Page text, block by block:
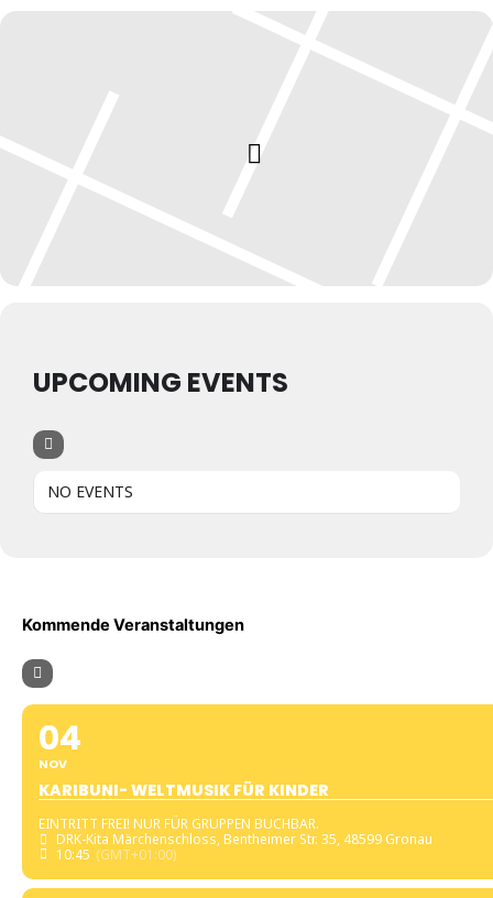
UPCOMING EVENTS
NO EVENTS
Kommende Veranstaltungen
04
NOV
KARIBUNI- WELTMUSIK FÜR KINDER
EINTRITT FREI! NUR FÜR GRUPPEN BUCHBAR.
DRK-Kita Märchenschloss, Bentheimer Str. 35, 48599 Gronau
10:45 (GMT+01:00)